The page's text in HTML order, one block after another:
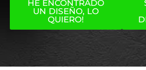
HE ENCONTRADO
UN DISEÑO, LO
QUIERO!